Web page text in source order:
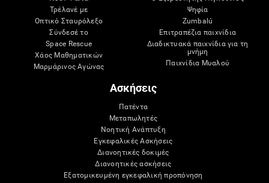
Τρέλανέ με
Οπτικό Σταυρόλεξο
Σύνδεσέ το
Space Rescue
Χάος Μαθηματικών
Μαρμάρινος Αγώνας
Ψηφία
Zumbalú
Επιτραπέζια παιχνίδια
Διαδικτυακά παιχνίδια για τη
μνήμη
Παιχνίδια Μυαλού
Ασκήσεις
Πατέντα
Μεταπωλητές
Νοητική Ανάπτυξη
Εγκεφαλικές Ασκήσεις
Διανοητικές δοκιμές
Διανοητικές ασκήσεις
Εξατομικευμένη εγκεφαλική προπόνηση